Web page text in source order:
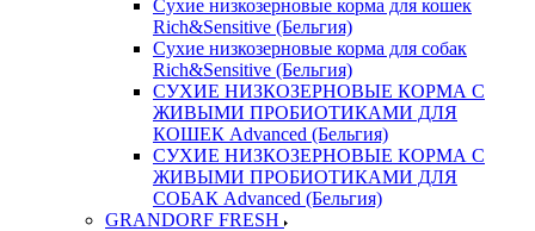
Сухие низкозерновые корма для кошек
Rich&Sensitive (Бельгия)
Сухие низкозерновые корма для собак
Rich&Sensitive (Бельгия)
СУХИЕ НИЗКОЗЕРНОВЫЕ КОРМА С
ЖИВЫМИ ПРОБИОТИКАМИ ДЛЯ
КОШЕК Advanced (Бельгия)
СУХИЕ НИЗКОЗЕРНОВЫЕ КОРМА С
ЖИВЫМИ ПРОБИОТИКАМИ ДЛЯ
СОБАК Advanced (Бельгия)
GRANDORF FRESH